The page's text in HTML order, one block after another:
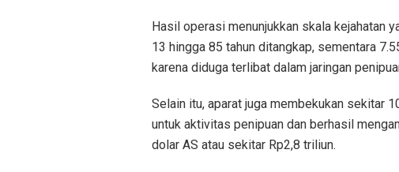
Hasil operasi menunjukkan skala kejahatan
13 hingga 85 tahun ditangkap, sementara
karena diduga terlibat dalam jaringan
Selain itu, aparat juga membekukan sekitar
untuk aktivitas penipuan dan berhasil
dolar AS atau sekitar Rp2,8 triliun.